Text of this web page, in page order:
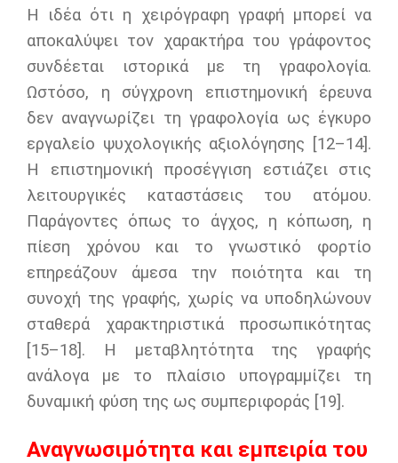
Η ιδέα ότι η χειρόγραφη γραφή μπορεί να
αποκαλύψει τον χαρακτήρα του γράφοντος
συνδέεται ιστορικά με τη γραφολογία.
Ωστόσο, η σύγχρονη επιστημονική έρευνα
δεν αναγνωρίζει τη γραφολογία ως έγκυρο
εργαλείο ψυχολογικής αξιολόγησης [12–14].
Η επιστημονική προσέγγιση εστιάζει στις
λειτουργικές καταστάσεις του ατόμου.
Παράγοντες όπως το άγχος, η κόπωση, η
πίεση χρόνου και το γνωστικό φορτίο
επηρεάζουν άμεσα την ποιότητα και τη
συνοχή της γραφής, χωρίς να υποδηλώνουν
σταθερά χαρακτηριστικά προσωπικότητας
[15–18]. Η μεταβλητότητα της γραφής
ανάλογα με το πλαίσιο υπογραμμίζει τη
δυναμική φύση της ως συμπεριφοράς [19].
Αναγνωσιμότητα και εμπειρία του